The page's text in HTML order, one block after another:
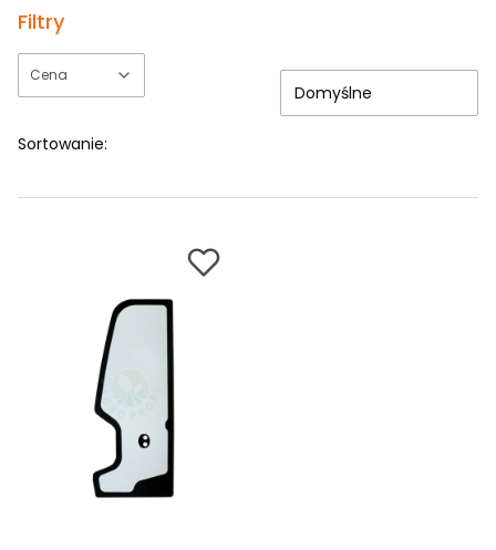
Filtry
Cena
Sortowanie:
Domyślne